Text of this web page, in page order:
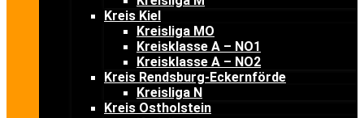
Kreis Kiel
Kreisliga MO
Kreisklasse A – NO1
Kreisklasse A – NO2
Kreis Rendsburg-Eckernförde
Kreisliga N
Kreis Ostholstein